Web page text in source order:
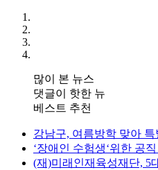
많이 본 뉴스
댓글이 핫한 뉴
베스트 추천
강남구, 여름방학 맞아
‘장애인 수험생‘위한 공
(재)미래인재육성재단, 5